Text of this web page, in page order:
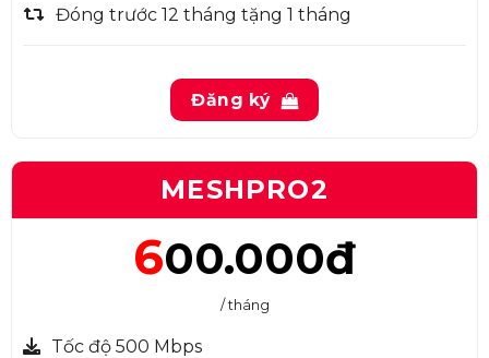
Đóng trước 12 tháng tặng 1 tháng
Đăng ký
MESHPRO2
600.000đ
/ tháng
Tốc độ 500 Mbps